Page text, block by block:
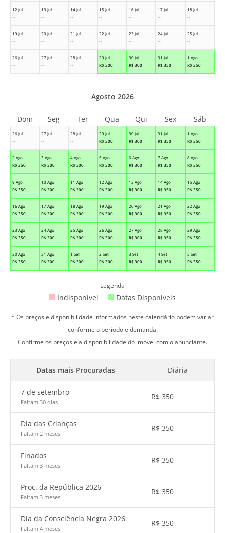
12 Jul
--
13 Jul
--
14 Jul
--
15 Jul
--
16 Jul
--
17 Jul
--
18 Jul
--
19 Jul
--
20 Jul
--
21 Jul
--
22 Jul
--
23 Jul
--
24 Jul
--
25 Jul
--
26 Jul
--
27 Jul
--
28 Jul
--
29 Jul
R$ 300
30 Jul
R$ 300
31 Jul
R$ 350
1 Ago
R$ 350
26 Jul
--
27 Jul
--
28 Jul
--
29 Jul
R$ 300
30 Jul
R$ 300
31 Jul
R$ 350
1 Ago
R$ 350
2 Ago
R$ 350
3 Ago
R$ 300
4 Ago
R$ 300
5 Ago
R$ 300
6 Ago
R$ 300
7 Ago
R$ 350
8 Ago
R$ 350
9 Ago
R$ 350
10 Ago
R$ 300
11 Ago
R$ 300
12 Ago
R$ 300
13 Ago
R$ 300
14 Ago
R$ 350
15 Ago
R$ 350
16 Ago
R$ 350
17 Ago
R$ 300
18 Ago
R$ 300
19 Ago
R$ 300
20 Ago
R$ 300
21 Ago
R$ 350
22 Ago
R$ 350
23 Ago
R$ 350
24 Ago
R$ 300
25 Ago
R$ 300
26 Ago
R$ 300
27 Ago
R$ 300
28 Ago
R$ 350
29 Ago
R$ 350
30 Ago
R$ 350
31 Ago
R$ 300
1 Set
R$ 300
2 Set
R$ 300
3 Set
R$ 300
4 Set
R$ 350
5 Set
R$ 350
Agosto 2026
Dom Seg Ter Qua Qui Sex Sáb
Legenda
Indisponível Datas Disponíveis
* Os preços e disponibilidade informados neste calendário podem variar
conforme o período e demanda.
Confirme os preços e a disponibilidade do imóvel com o anunciante.
Datas mais Procuradas Diária
7 de setembro
Faltam 30 dias
R$ 350
Dia das Crianças
Faltam 2 meses
R$ 350
Finados
Faltam 3 meses
R$ 350
Proc. da República 2026
Faltam 3 meses
R$ 350
Dia da Consciência Negra 2026
Faltam 4 meses
R$ 350